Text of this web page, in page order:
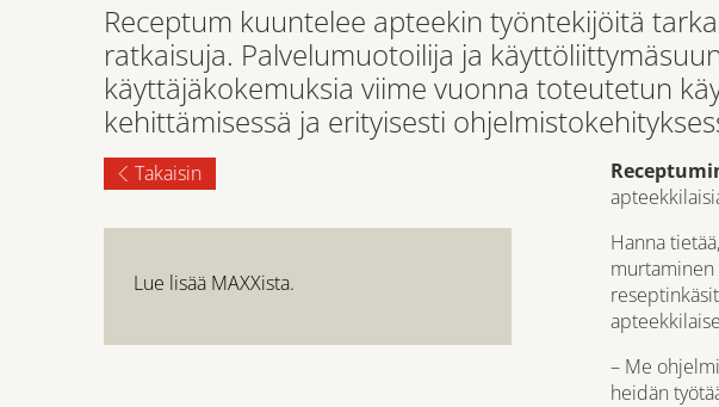
Receptum kuuntelee apteekin työntekijöitä
ratkaisuja. Palvelumuotoilija ja
käyttäjäkokemuksia viime vuonna toteutetun
kehittämisessä ja erityisesti
Takaisin
Lue lisää MAXXista.
Hanna
murtaminen
– Me
heidän